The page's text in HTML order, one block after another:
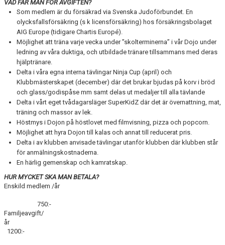
VAD FÅR MAN FÖR AVGIFTEN?
Som medlem är du försäkrad via Svenska Judoförbundet. En
olycksfallsförsäkring (s k licensförsäkring) hos försäkringsbolaget
AIG Europe (tidigare Chartis Europé).
Möjlighet att träna varje vecka under ”skolterminerna” i vår Dojo under
ledning av våra duktiga, och utbildade tränare tillsammans med deras
hjälptränare.
Delta i våra egna interna tävlingar Ninja Cup (april) och
Klubbmästerskapet (december) där det brukar bjudas på korv i bröd
och glass/godispåse mm samt delas ut medaljer till alla tävlande
Delta i vårt eget tvådagarsläger SuperKidZ där det är övernattning, mat,
träning och massor av lek.
Höstmys i Dojon på höstlovet med filmvisning, pizza och popcorn.
Möjlighet att hyra Dojon till kalas och annat till reducerat pris.
Delta i av klubben anvisade tävlingar utanför klubben där klubben står
för anmälningskostnaderna.
En härlig gemenskap och kamratskap.
HUR MYCKET SKA MAN BETALA?
Enskild medlem /år
750:-
Familjeavgift/
år
1200:-